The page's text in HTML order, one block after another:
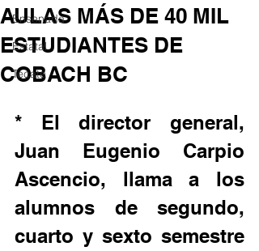
Ensenada
Estatal
Tecate
AULAS MÁS DE 40 MIL
ESTUDIANTES DE
COBACH BC
* El director general,
Juan Eugenio Carpio
Ascencio, llama a los
alumnos de segundo,
cuarto y sexto semestre